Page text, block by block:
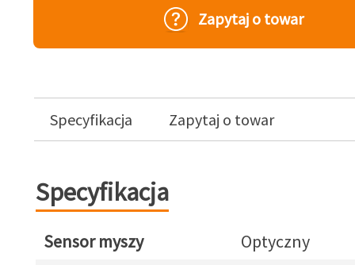
Zapytaj o towar
Specyfikacja Zapytaj o towar
Specyfikacja
Sensor myszy
Optyczny